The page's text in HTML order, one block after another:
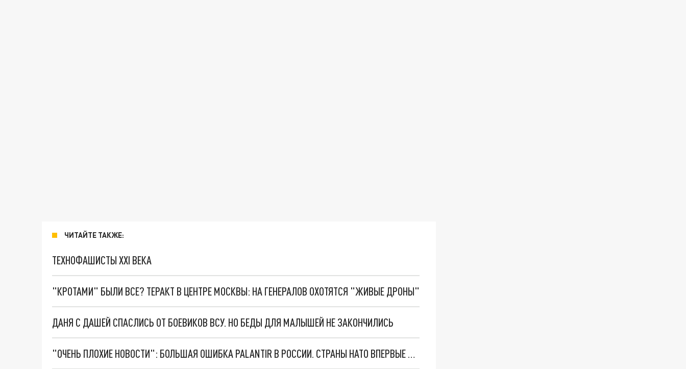
ЧИТАЙТЕ ТАКЖЕ:
ТЕХНОФАШИСТЫ XXI ВЕКА
"КРОТАМИ" БЫЛИ ВСЕ? ТЕРАКТ В ЦЕНТРЕ МОСКВЫ: НА ГЕНЕРАЛОВ ОХОТЯТСЯ "ЖИВЫЕ ДРОНЫ"
ДАНЯ С ДАШЕЙ СПАСЛИСЬ ОТ БОЕВИКОВ ВСУ. НО БЕДЫ ДЛЯ МАЛЫШЕЙ НЕ ЗАКОНЧИЛИСЬ
"ОЧЕНЬ ПЛОХИЕ НОВОСТИ": БОЛЬШАЯ ОШИБКА PALANTIR В РОССИИ. СТРАНЫ НАТО ВПЕРВЫЕ ЗА СВО ОСТАНОВИЛИ ПОСТАВКИ ОРУЖИЯ. ВСУ ТЕРЯЮТ ПРИГРАНИЧЬЕ?